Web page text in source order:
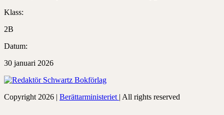
Klass:
2B
Datum:
30 januari 2026
Copyright 2026 | Berättarministeriet | All rights reserved